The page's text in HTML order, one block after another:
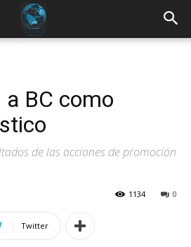
a BC como
de las acciones de promoción
0
1134
Twitter